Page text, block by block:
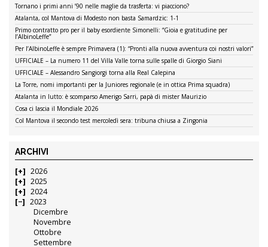
Tornano i primi anni ’90 nelle maglie da trasferta: vi piacciono?
Atalanta, col Mantova di Modesto non basta Samardzic: 1-1
Primo contratto pro per il baby esordiente Simonelli: “Gioia e gratitudine per
l’AlbinoLeffe”
Per l’AlbinoLeffe è sempre Primavera (1): “Pronti alla nuova avventura coi nostri valori”
UFFICIALE – La numero 11 del Villa Valle torna sulle spalle di Giorgio Siani
UFFICIALE – Alessandro Sangiorgi torna alla Real Calepina
La Torre, nomi importanti per la Juniores regionale (e in ottica Prima squadra)
Atalanta in lutto: è scomparso Amerigo Sarri, papà di mister Maurizio
Cosa ci lascia il Mondiale 2026
Col Mantova il secondo test mercoledì sera: tribuna chiusa a Zingonia
ARCHIVI
2026
2025
2024
2023
Dicembre
Novembre
Ottobre
Settembre